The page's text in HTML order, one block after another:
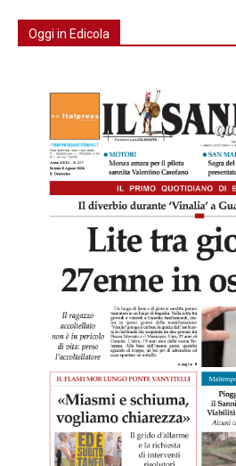
Oggi in Edicola